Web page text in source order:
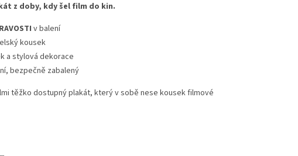
z doby, kdy šel film do kin.
v balení
kousek
a stylová dekorace
bezpečně zabalený
těžko dostupný plakát, který v sobě nese kousek filmové